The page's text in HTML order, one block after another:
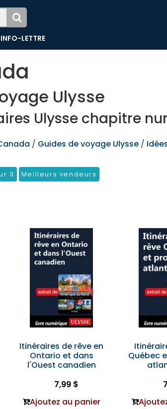
INFO-LETTRE
Ulysse
Ulysse chapitre
/ Guides de voyage Ulysse /
3 Meilleurs vendeurs
Itinéraires de rêve en
Ontario et dans
l'Ouest canadien
7,99 $
Ajoutez au panier
Québec